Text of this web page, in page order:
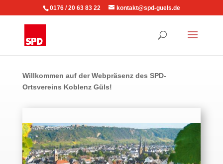
0176 / 20 63 83 22 kontakt@spd-guels.de
Willkommen auf der Webpräsenz des SPD-
Ortsvereins Koblenz Güls!